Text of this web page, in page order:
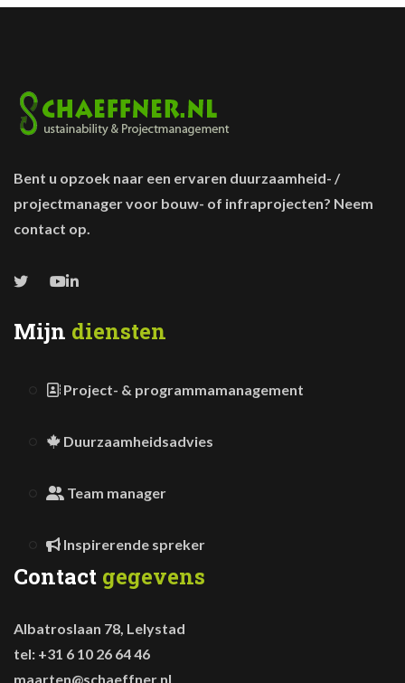
Bent u opzoek naar een ervaren duurzaamheid- /
projectmanager voor bouw- of infraprojecten? Neem
contact op.
Mijn diensten
Project- & programmamanagement
Duurzaamheidsadvies
Team manager
Inspirerende spreker
Contact gegevens
Albatroslaan 78, Lelystad
tel: +31 6 10 26 64 46
maarten@schaeffner.nl